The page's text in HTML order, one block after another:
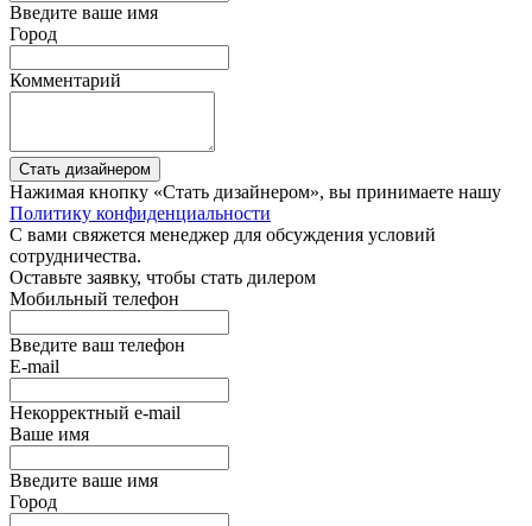
Введите ваше имя
Город
Комментарий
Стать дизайнером
Нажимая кнопку «Стать дизайнером», вы принимаете нашу
Политику конфиденциальности
С вами свяжется менеджер для обсуждения условий
сотрудничества.
Оставьте заявку, чтобы стать дилером
Мобильный телефон
Введите ваш телефон
E-mail
Некорректный e-mail
Ваше имя
Введите ваше имя
Город